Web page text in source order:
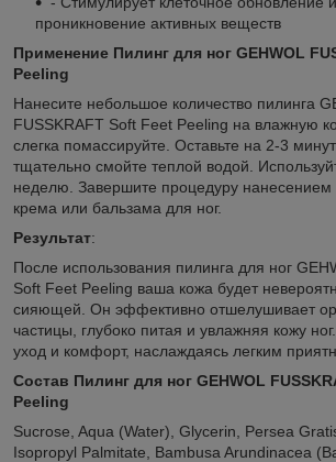
проникновение активных веществ
Применение Пилинг для ног GEHWOL
Peeling
Нанесите небольшое количество пилинга
FUSSKRAFT Soft Feet Peeling на влажную
слегка помассируйте. Оставьте на 2-3
тщательно смойте теплой водой.
неделю. Завершите процедуру нанесением
крема или бальзама для ног.
Результат:
После использования пилинга для ног
Soft Feet Peeling ваша кожа будет
сияющей. Он эффективно отшелушивает
частицы, глубоко питая и увлажняя кожу
уход и комфорт, наслаждаясь легким
Состав Пилинг для ног GEHWOL
Peeling
Sucrose, Aqua (Water), Glycerin, Persea
Isopropyl Palmitate, Bambusa Arundinacea